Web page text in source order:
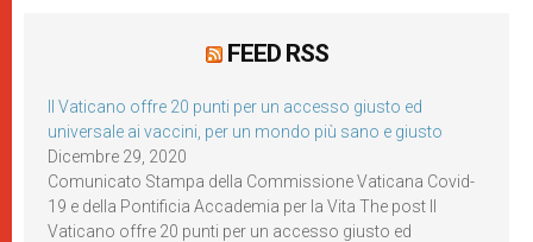
FEED RSS
Il Vaticano offre 20 punti per un accesso giusto ed
universale ai vaccini, per un mondo più sano e giusto
Dicembre 29, 2020
Comunicato Stampa della Commissione Vaticana Covid-
19 e della Pontificia Accademia per la Vita The post Il
Vaticano offre 20 punti per un accesso giusto ed